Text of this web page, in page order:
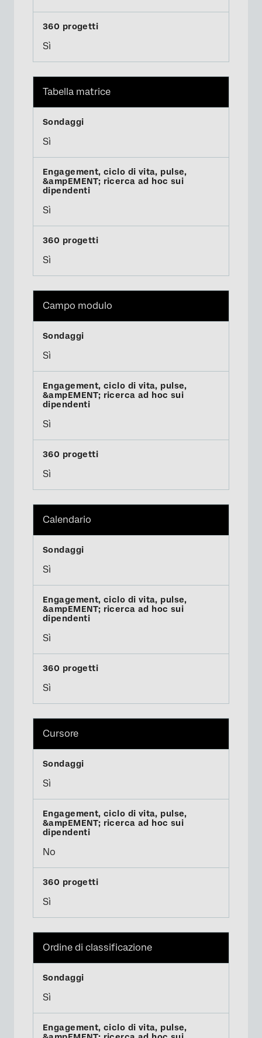
Sì
Tabella matrice
Sì
Sì
Sì
Campo modulo
Sì
Sì
Sì
Calendario
Sì
Sì
Sì
Cursore
Sì
No
Sì
Ordine di classificazione
Sì